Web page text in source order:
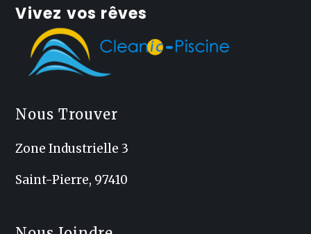
Vivez vos rêves
Nous Trouver
Zone Industrielle 3
Saint-Pierre, 97410